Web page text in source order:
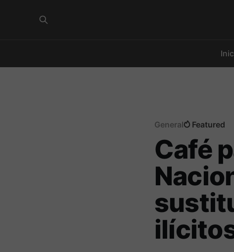
General Featured
Café